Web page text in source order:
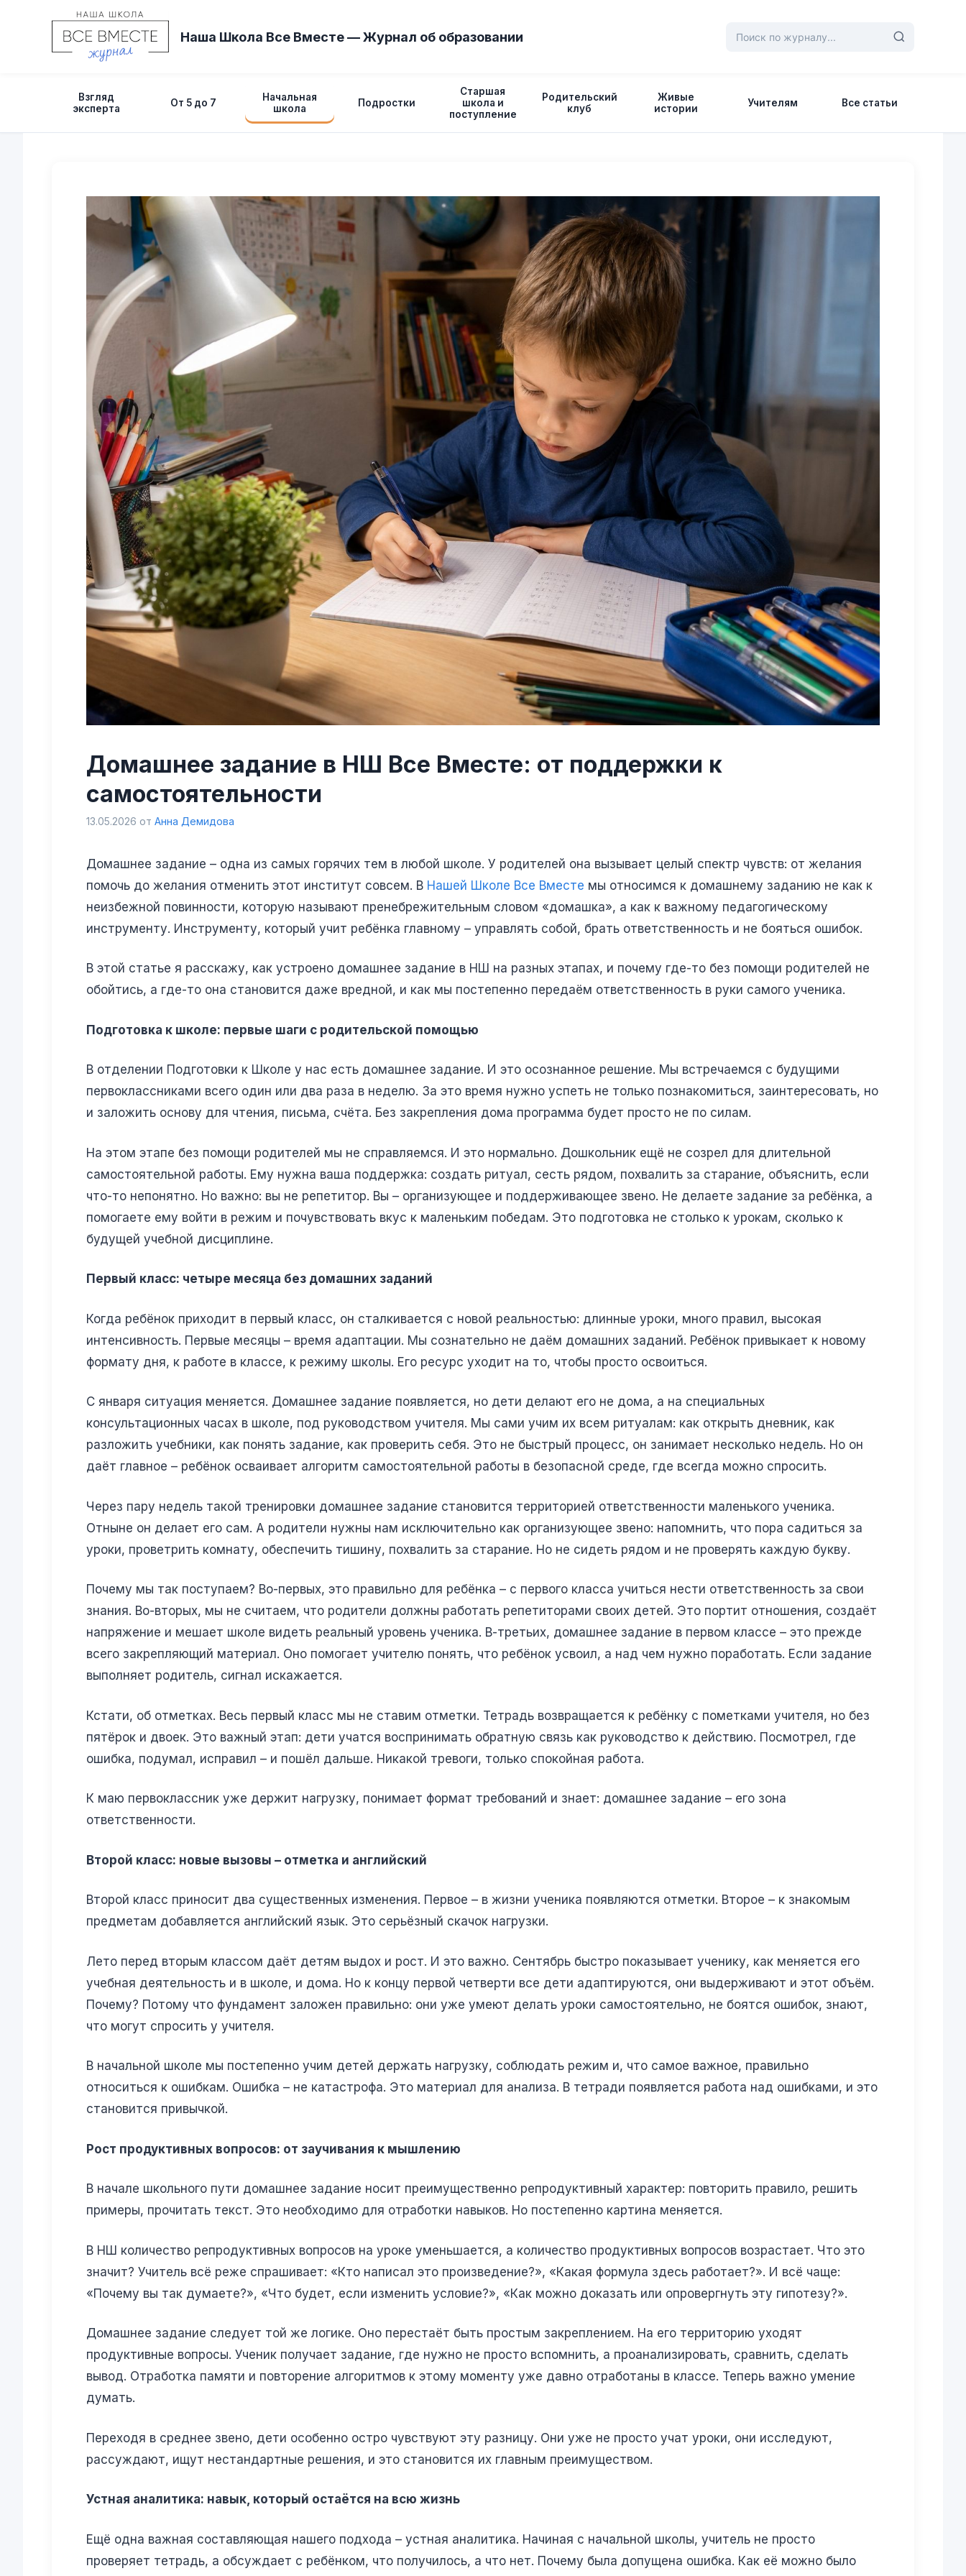
содержимому
Наша Школа Все Вместе — Журнал об образовании
Взгляд
эксперта
От 5 до 7
Начальная
школа
Подростки
Старшая
школа и
поступление
Родительский
клуб
Живые
истории
Учителям Все статьи
Домашнее задание в НШ Все Вместе: от поддержки к
самостоятельности
13.05.2026 от Анна Демидова
Домашнее задание – одна из самых горячих тем в любой школе. У родителей она вызывает целый спектр чувств: от желания
помочь до желания отменить этот институт совсем. В Нашей Школе Все Вместе мы относимся к домашнему заданию не как к
неизбежной повинности, которую называют пренебрежительным словом «домашка», а как к важному педагогическому
инструменту. Инструменту, который учит ребёнка главному – управлять собой, брать ответственность и не бояться ошибок.
В этой статье я расскажу, как устроено домашнее задание в НШ на разных этапах, и почему где-то без помощи родителей не
обойтись, а где-то она становится даже вредной, и как мы постепенно передаём ответственность в руки самого ученика.
Подготовка к школе: первые шаги с родительской помощью
В отделении Подготовки к Школе у нас есть домашнее задание. И это осознанное решение. Мы встречаемся с будущими
первоклассниками всего один или два раза в неделю. За это время нужно успеть не только познакомиться, заинтересовать, но
и заложить основу для чтения, письма, счёта. Без закрепления дома программа будет просто не по силам.
На этом этапе без помощи родителей мы не справляемся. И это нормально. Дошкольник ещё не созрел для длительной
самостоятельной работы. Ему нужна ваша поддержка: создать ритуал, сесть рядом, похвалить за старание, объяснить, если
что-то непонятно. Но важно: вы не репетитор. Вы – организующее и поддерживающее звено. Не делаете задание за ребёнка, а
помогаете ему войти в режим и почувствовать вкус к маленьким победам. Это подготовка не столько к урокам, сколько к
будущей учебной дисциплине.
Первый класс: четыре месяца без домашних заданий
Когда ребёнок приходит в первый класс, он сталкивается с новой реальностью: длинные уроки, много правил, высокая
интенсивность. Первые месяцы – время адаптации. Мы сознательно не даём домашних заданий. Ребёнок привыкает к новому
формату дня, к работе в классе, к режиму школы. Его ресурс уходит на то, чтобы просто освоиться.
С января ситуация меняется. Домашнее задание появляется, но дети делают его не дома, а на специальных
консультационных часах в школе, под руководством учителя. Мы сами учим их всем ритуалам: как открыть дневник, как
разложить учебники, как понять задание, как проверить себя. Это не быстрый процесс, он занимает несколько недель. Но он
даёт главное – ребёнок осваивает алгоритм самостоятельной работы в безопасной среде, где всегда можно спросить.
Через пару недель такой тренировки домашнее задание становится территорией ответственности маленького ученика.
Отныне он делает его сам. А родители нужны нам исключительно как организующее звено: напомнить, что пора садиться за
уроки, проветрить комнату, обеспечить тишину, похвалить за старание. Но не сидеть рядом и не проверять каждую букву.
Почему мы так поступаем? Во-первых, это правильно для ребёнка – с первого класса учиться нести ответственность за свои
знания. Во-вторых, мы не считаем, что родители должны работать репетиторами своих детей. Это портит отношения, создаёт
напряжение и мешает школе видеть реальный уровень ученика. В-третьих, домашнее задание в первом классе – это прежде
всего закрепляющий материал. Оно помогает учителю понять, что ребёнок усвоил, а над чем нужно поработать. Если задание
выполняет родитель, сигнал искажается.
Кстати, об отметках. Весь первый класс мы не ставим отметки. Тетрадь возвращается к ребёнку с пометками учителя, но без
пятёрок и двоек. Это важный этап: дети учатся воспринимать обратную связь как руководство к действию. Посмотрел, где
ошибка, подумал, исправил – и пошёл дальше. Никакой тревоги, только спокойная работа.
К маю первоклассник уже держит нагрузку, понимает формат требований и знает: домашнее задание – его зона
ответственности.
Второй класс: новые вызовы – отметка и английский
Второй класс приносит два существенных изменения. Первое – в жизни ученика появляются отметки. Второе – к знакомым
предметам добавляется английский язык. Это серьёзный скачок нагрузки.
Лето перед вторым классом даёт детям выдох и рост. И это важно. Сентябрь быстро показывает ученику, как меняется его
учебная деятельность и в школе, и дома. Но к концу первой четверти все дети адаптируются, они выдерживают и этот объём.
Почему? Потому что фундамент заложен правильно: они уже умеют делать уроки самостоятельно, не боятся ошибок, знают,
что могут спросить у учителя.
В начальной школе мы постепенно учим детей держать нагрузку, соблюдать режим и, что самое важное, правильно
относиться к ошибкам. Ошибка – не катастрофа. Это материал для анализа. В тетради появляется работа над ошибками, и это
становится привычкой.
Рост продуктивных вопросов: от заучивания к мышлению
В начале школьного пути домашнее задание носит преимущественно репродуктивный характер: повторить правило, решить
примеры, прочитать текст. Это необходимо для отработки навыков. Но постепенно картина меняется.
В НШ количество репродуктивных вопросов на уроке уменьшается, а количество продуктивных вопросов возрастает. Что это
значит? Учитель всё реже спрашивает: «Кто написал это произведение?», «Какая формула здесь работает?». И всё чаще:
«Почему вы так думаете?», «Что будет, если изменить условие?», «Как можно доказать или опровергнуть эту гипотезу?».
Домашнее задание следует той же логике. Оно перестаёт быть простым закреплением. На его территорию уходят
продуктивные вопросы. Ученик получает задание, где нужно не просто вспомнить, а проанализировать, сравнить, сделать
вывод. Отработка памяти и повторение алгоритмов к этому моменту уже давно отработаны в классе. Теперь важно умение
думать.
Переходя в среднее звено, дети особенно остро чувствуют эту разницу. Они уже не просто учат уроки, они исследуют,
рассуждают, ищут нестандартные решения, и это становится их главным преимуществом.
Устная аналитика: навык, который остаётся на всю жизнь
Ещё одна важная составляющая нашего подхода – устная аналитика. Начиная с начальной школы, учитель не просто
проверяет тетрадь, а обсуждает с ребёнком, что получилось, а что нет. Почему была допущена ошибка. Как её можно было